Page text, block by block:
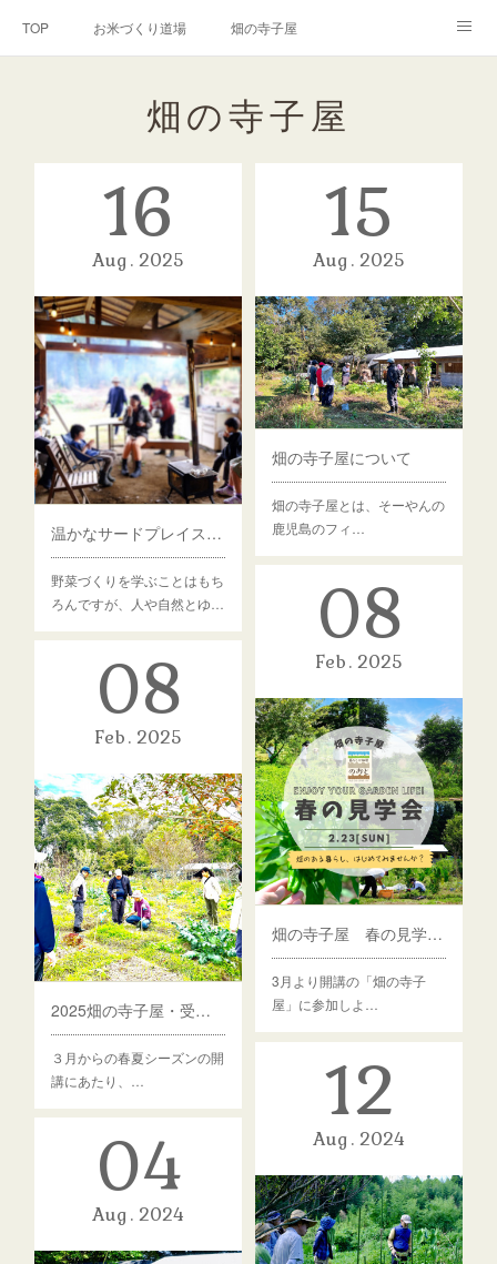
TOP お米づくり道場 畑の寺子屋
リンク(SNS)
畑の寺子屋
16
Aug 2025
温かなサードプレイスとして 畑の寺子屋ってこんなとこ
野菜づくりを学ぶことはもち
ろんですが、人や自然とゆ…
15
Aug 2025
畑の寺子屋について
畑の寺子屋とは、そーやんの
鹿児島のフィ…
08
Feb 2025
畑の寺子屋 春の見学会のご案内
3月より開講の「畑の寺子
屋」に参加しよ…
08
Feb 2025
2025畑の寺子屋・受講者募集！【2/28〆切】
３月からの春夏シーズンの開
講にあたり、…
12
Aug 2024
04
Aug 2024